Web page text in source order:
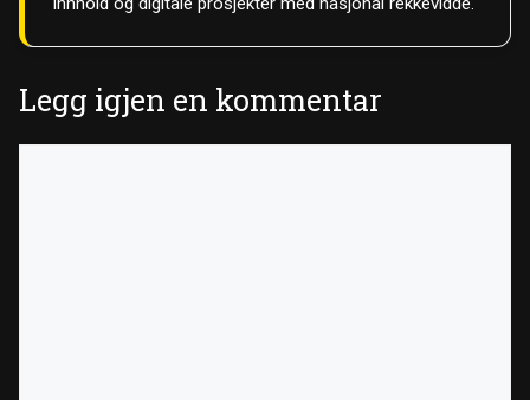
Legg igjen en kommentar